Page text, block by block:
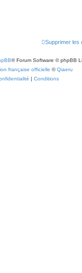
Supprimer les
® Forum Software © phpBB
française officielle ©Qiaeru
| Conditions